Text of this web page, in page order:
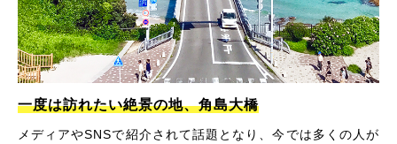
一度は訪れたい絶景の地、角島大橋
メディアやSNSで紹介されて話題となり、今では多くの人が